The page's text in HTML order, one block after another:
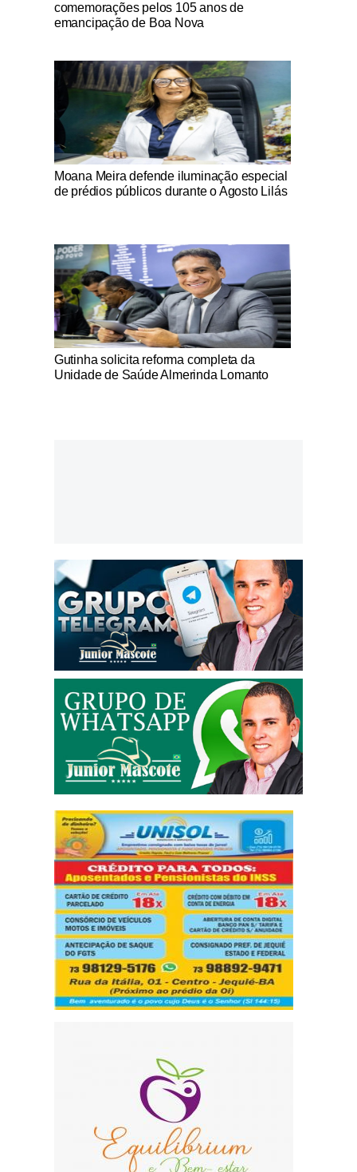
comemorações pelos 105 anos de
emancipação de Boa Nova
Notícias Católicas
Moana Meira defende iluminação especial
de prédios públicos durante o Agosto Lilás
Notícias Católicas
Gutinha solicita reforma completa da
Unidade de Saúde Almerinda Lomanto